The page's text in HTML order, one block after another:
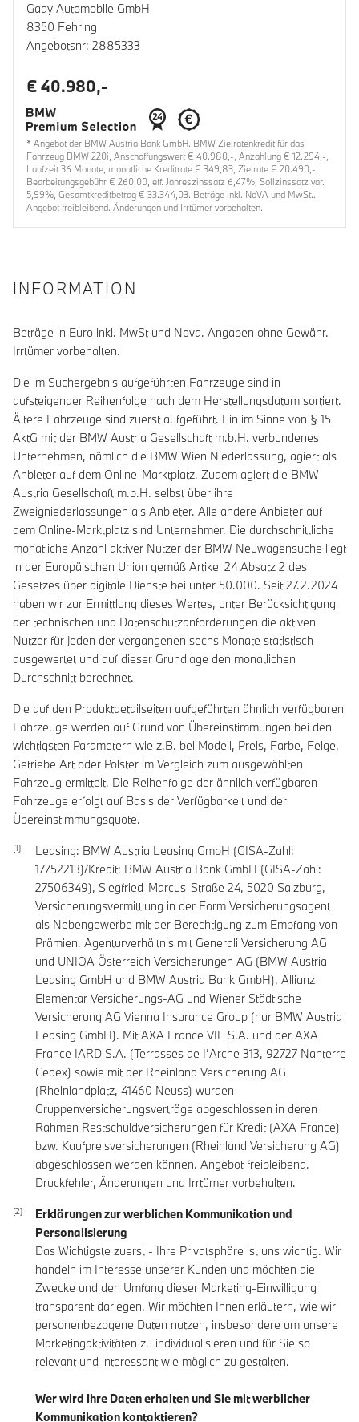
Gady Automobile GmbH
8350 Fehring
Angebotsnr: 2885333
€ 40.980,-
* Angebot der BMW Austria Bank GmbH. BMW Zielratenkredit für das
Fahrzeug BMW 220i, Anschaffungswert € 40.980,-, Anzahlung € 12.294,-,
Laufzeit 36 Monate, monatliche Kreditrate € 349,83, Zielrate € 20.490,-,
Bearbeitungsgebühr € 260,00, eff. Jahreszinssatz 6,47%, Sollzinssatz var.
5,99%, Gesamtkreditbetrag € 33.344,03. Beträge inkl. NoVA und MwSt..
Angebot freibleibend. Änderungen und Irrtümer vorbehalten.
INFORMATION
Beträge in Euro inkl. MwSt und Nova. Angaben ohne Gewähr.
Irrtümer vorbehalten.
Die im Suchergebnis aufgeführten Fahrzeuge sind in
aufsteigender Reihenfolge nach dem Herstellungsdatum sortiert.
Ältere Fahrzeuge sind zuerst aufgeführt. Ein im Sinne von § 15
AktG mit der BMW Austria Gesellschaft m.b.H. verbundenes
Unternehmen, nämlich die BMW Wien Niederlassung, agiert als
Anbieter auf dem Online-Marktplatz. Zudem agiert die BMW
Austria Gesellschaft m.b.H. selbst über ihre
Zweigniederlassungen als Anbieter. Alle andere Anbieter auf
dem Online-Marktplatz sind Unternehmer. Die durchschnittliche
monatliche Anzahl aktiver Nutzer der BMW Neuwagensuche liegt
in der Europäischen Union gemäß Artikel 24 Absatz 2 des
Gesetzes über digitale Dienste bei unter 50.000. Seit 27.2.2024
haben wir zur Ermittlung dieses Wertes, unter Berücksichtigung
der technischen und Datenschutzanforderungen die aktiven
Nutzer für jeden der vergangenen sechs Monate statistisch
ausgewertet und auf dieser Grundlage den monatlichen
Durchschnitt berechnet.
Die auf den Produktdetailseiten aufgeführten ähnlich verfügbaren
Fahrzeuge werden auf Grund von Übereinstimmungen bei den
wichtigsten Parametern wie z.B. bei Modell, Preis, Farbe, Felge,
Getriebe Art oder Polster im Vergleich zum ausgewählten
Fahrzeug ermittelt. Die Reihenfolge der ähnlich verfügbaren
Fahrzeuge erfolgt auf Basis der Verfügbarkeit und der
Übereinstimmungsquote.
Leasing: BMW Austria Leasing GmbH (GISA-Zahl:
17752213)/Kredit: BMW Austria Bank GmbH (GISA-Zahl:
27506349), Siegfried-Marcus-Straße 24, 5020 Salzburg,
Versicherungsvermittlung in der Form Versicherungsagent
als Nebengewerbe mit der Berechtigung zum Empfang von
Prämien. Agenturverhältnis mit Generali Versicherung AG
und UNIQA Österreich Versicherungen AG (BMW Austria
Leasing GmbH und BMW Austria Bank GmbH), Allianz
Elementar Versicherungs-AG und Wiener Städtische
Versicherung AG Vienna Insurance Group (nur BMW Austria
Leasing GmbH). Mit AXA France VIE S.A. und der AXA
France IARD S.A. (Terrasses de I’Arche 313, 92727 Nanterre
Cedex) sowie mit der Rheinland Versicherung AG
(Rheinlandplatz, 41460 Neuss) wurden
Gruppenversicherungsverträge abgeschlossen in deren
Rahmen Restschuldversicherungen für Kredit (AXA France)
bzw. Kaufpreisversicherungen (Rheinland Versicherung AG)
abgeschlossen werden können. Angebot freibleibend.
Druckfehler, Änderungen und Irrtümer vorbehalten.
Erklärungen zur werblichen Kommunikation und
Personalisierung
Das Wichtigste zuerst - Ihre Privatsphäre ist uns wichtig. Wir
handeln im Interesse unserer Kunden und möchten die
Zwecke und den Umfang dieser Marketing-Einwilligung
transparent darlegen. Wir möchten Ihnen erläutern, wie wir
personenbezogene Daten nutzen, insbesondere um unsere
Marketingaktivitäten zu individualisieren und für Sie so
relevant und interessant wie möglich zu gestalten.
Wer wird Ihre Daten erhalten und Sie mit werblicher
Kommunikation kontaktieren?